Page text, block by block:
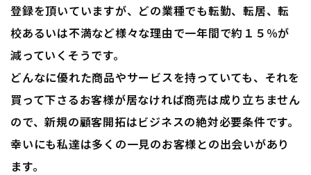
登録を頂いていますが、どの業種でも転勤、転居、転
校あるいは不満など様々な理由で一年間で約１５％が
減っていくそうです。
どんなに優れた商品やサービスを持っていても、それを
買って下さるお客様が居なければ商売は成り立ちません
ので、新規の顧客開拓はビジネスの絶対必要条件です。
幸いにも私達は多くの一見のお客様との出会いがあり
ます。